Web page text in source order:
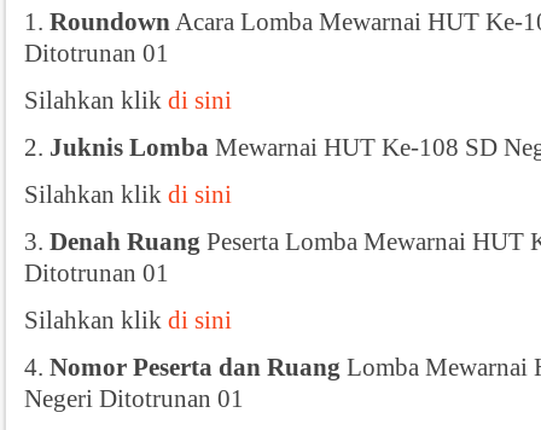
1. Roundown Acara Lomba Mewarnai HUT Ke-
Ditotrunan 01
Silahkan klik di sini
2. Juknis Lomba Mewarnai HUT Ke-108 SD
Silahkan klik di sini
3. Denah Ruang Peserta Lomba Mewarnai HUT
Ditotrunan 01
Silahkan klik di sini
4. Nomor Peserta dan Ruang Lomba Mewarnai
Negeri Ditotrunan 01